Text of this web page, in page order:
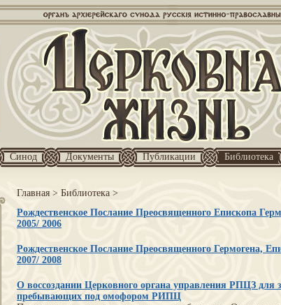
Синод Документы Публикации Библиотека
Главная> Библиотека >
Рождественское Послание Преосвященного Епископа
2005/ 2006
Рождественское Послание Преосвященного Гермогена,
2007/ 2008
О воссоздании Церковного органа управления РПЦЗ для
пребывающих под омофором РИПЦ